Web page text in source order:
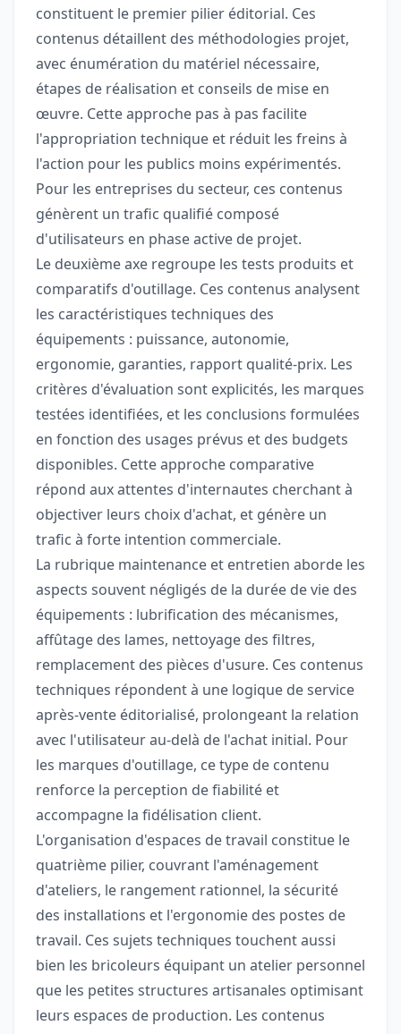
constituent le premier pilier éditorial. Ces
contenus détaillent des méthodologies projet,
avec énumération du matériel nécessaire,
étapes de réalisation et conseils de mise en
œuvre. Cette approche pas à pas facilite
l'appropriation technique et réduit les freins à
l'action pour les publics moins expérimentés.
Pour les entreprises du secteur, ces contenus
génèrent un trafic qualifié composé
d'utilisateurs en phase active de projet.
Le deuxième axe regroupe les tests produits et
comparatifs d'outillage. Ces contenus analysent
les caractéristiques techniques des
équipements : puissance, autonomie,
ergonomie, garanties, rapport qualité-prix. Les
critères d'évaluation sont explicités, les marques
testées identifiées, et les conclusions formulées
en fonction des usages prévus et des budgets
disponibles. Cette approche comparative
répond aux attentes d'internautes cherchant à
objectiver leurs choix d'achat, et génère un
trafic à forte intention commerciale.
La rubrique maintenance et entretien aborde les
aspects souvent négligés de la durée de vie des
équipements : lubrification des mécanismes,
affûtage des lames, nettoyage des filtres,
remplacement des pièces d'usure. Ces contenus
techniques répondent à une logique de service
après-vente éditorialisé, prolongeant la relation
avec l'utilisateur au-delà de l'achat initial. Pour
les marques d'outillage, ce type de contenu
renforce la perception de fiabilité et
accompagne la fidélisation client.
L'organisation d'espaces de travail constitue le
quatrième pilier, couvrant l'aménagement
d'ateliers, le rangement rationnel, la sécurité
des installations et l'ergonomie des postes de
travail. Ces sujets techniques touchent aussi
bien les bricoleurs équipant un atelier personnel
que les petites structures artisanales optimisant
leurs espaces de production. Les contenus